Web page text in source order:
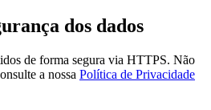
dos dados
de forma segura via HTTPS. Não
a nossa Política de Privacidade